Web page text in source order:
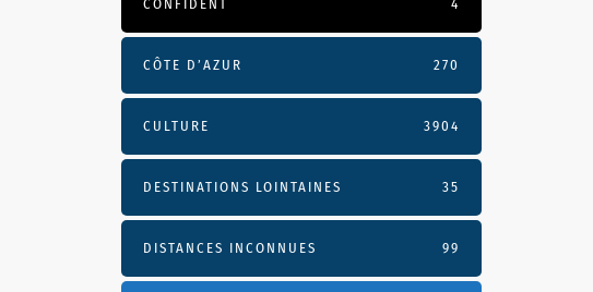
CONFIDENT 4
CÔTE D’AZUR 270
CULTURE 3904
DESTINATIONS LOINTAINES 35
DISTANCES INCONNUES 99